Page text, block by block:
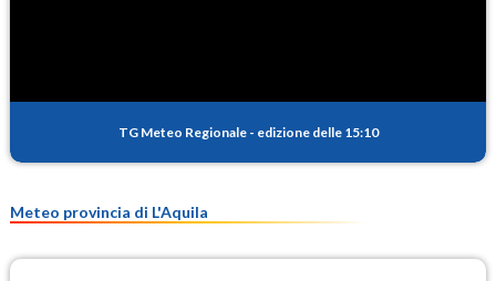
TG Meteo Regionale - edizione delle 15:10
Meteo provincia di L'Aquila